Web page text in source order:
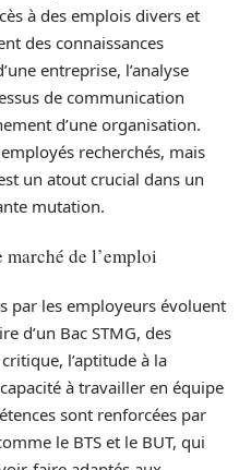
à des emplois divers et
des connaissances
entreprise, l’analyse
de communication
d’une organisation.
recherchés, mais
un atout crucial dans un
mutation.
marché de l’emploi
par les employeurs évoluent
d’un Bac STMG, des
l’aptitude à la
à travailler en équipe
sont renforcées par
le BTS et le BUT, qui